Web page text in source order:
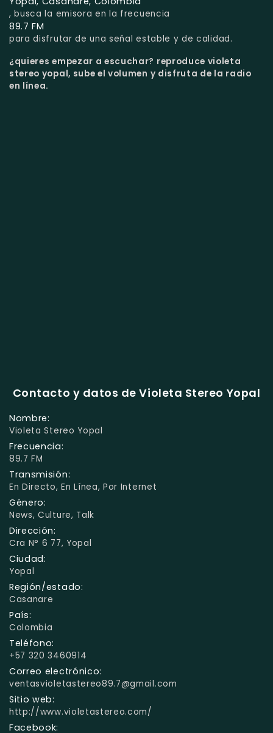
, busca la emisora en la frecuencia
89.7 FM
para disfrutar de una señal estable y de calidad.
¿quieres empezar a escuchar? reproduce violeta
stereo yopal, sube el volumen y disfruta de la radio
en línea.
Contacto y datos de Violeta Stereo Yopal
Nombre:
Violeta Stereo Yopal
Frecuencia:
89.7 FM
Transmisión:
En Directo, En Línea, Por Internet
Género:
News, Culture, Talk
Dirección:
Cra N° 6 77, Yopal
Ciudad:
Yopal
Región/estado:
Casanare
País:
Colombia
Teléfono:
+57 320 3460914
Correo electrónico:
ventasvioletastereo89.7@gmail.com
Sitio web:
http://www.violetastereo.com/
Facebook: